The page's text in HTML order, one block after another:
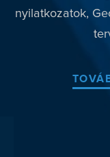
nyilatkozatok,